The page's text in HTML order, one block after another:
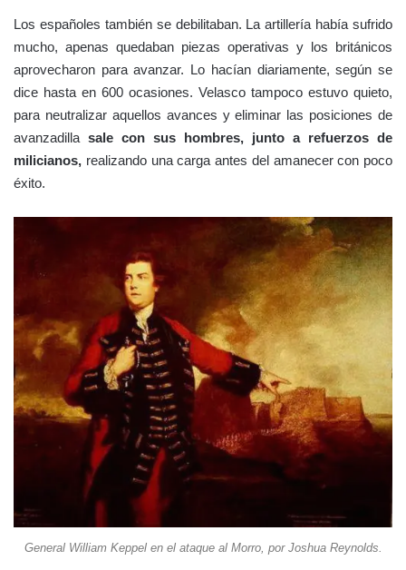
Los españoles también se debilitaban. La artillería había sufrido
mucho, apenas quedaban piezas operativas y los británicos
aprovecharon para avanzar. Lo hacían diariamente, según se
dice hasta en 600 ocasiones. Velasco tampoco estuvo quieto,
para neutralizar aquellos avances y eliminar las posiciones de
avanzadilla sale con sus hombres, junto a refuerzos de
milicianos, realizando una carga antes del amanecer con poco
éxito.
General William Keppel en el ataque al Morro, por Joshua Reynolds.